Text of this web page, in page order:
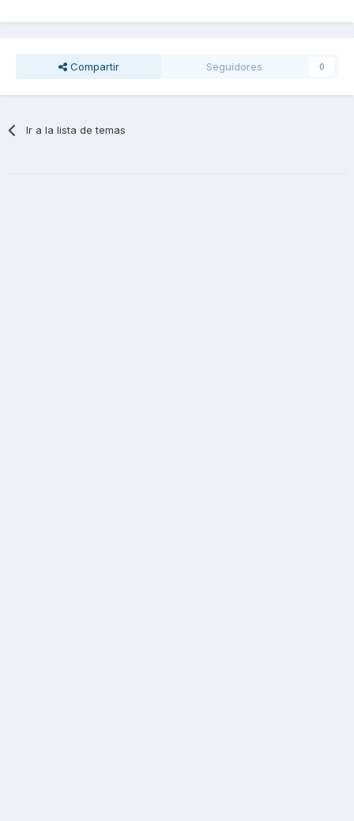
Compartir Seguidores 0
Ir a la lista de temas